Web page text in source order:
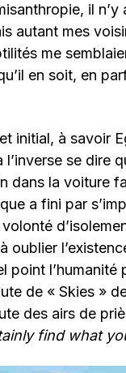
il n’y
autant mes
me
en soit, en
initial, à savoir
se dire
dans la voiture
a fini par
point l’humanité
de « Skies »
des airs de
find what